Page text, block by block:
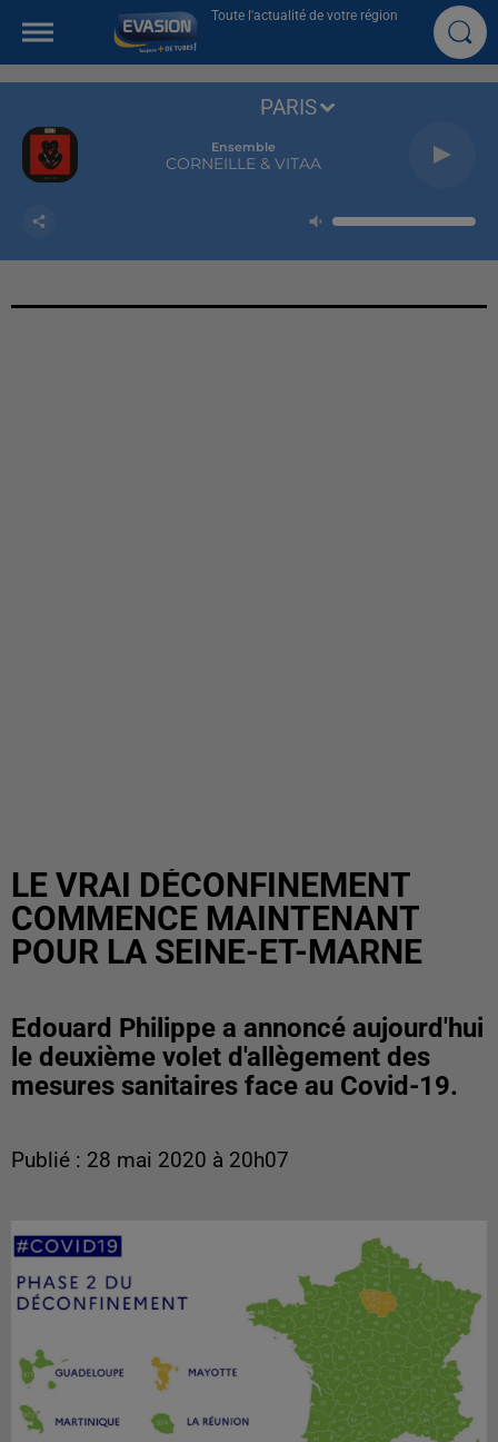
Toute l'actualité de votre région
Ensemble
CORNEILLE & VITAA
PARIS
LE VRAI DÉCONFINEMENT
COMMENCE MAINTENANT
POUR LA SEINE-ET-MARNE
Edouard Philippe a annoncé aujourd'hui
le deuxième volet d'allègement des
mesures sanitaires face au Covid-19.
Publié : 28 mai 2020 à 20h07